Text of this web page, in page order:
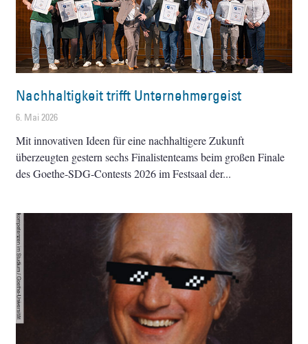
Nachhaltigkeit trifft Unternehmergeist
6. Mai 2026
Mit innovativen Ideen für eine nachhaltigere Zukunft
überzeugten gestern sechs Finalistenteams beim großen Finale
des Goethe-SDG-Contests 2026 im Festsaal der